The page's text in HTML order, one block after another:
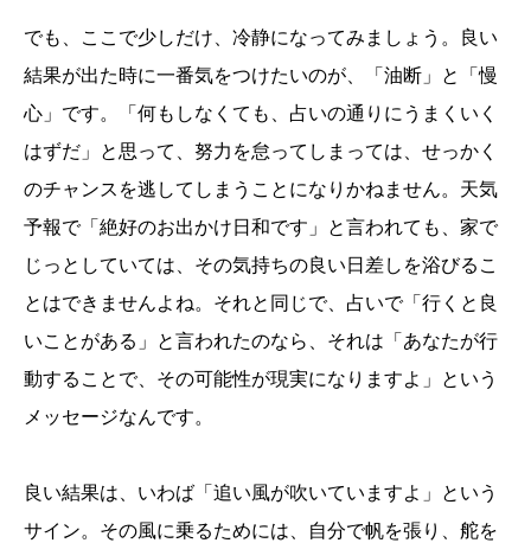
でも、ここで少しだけ、冷静になってみましょう。良い
結果が出た時に一番気をつけたいのが、「油断」と「慢
心」です。「何もしなくても、占いの通りにうまくいく
はずだ」と思って、努力を怠ってしまっては、せっかく
のチャンスを逃してしまうことになりかねません。天気
予報で「絶好のお出かけ日和です」と言われても、家で
じっとしていては、その気持ちの良い日差しを浴びるこ
とはできませんよね。それと同じで、占いで「行くと良
いことがある」と言われたのなら、それは「あなたが行
動することで、その可能性が現実になりますよ」という
メッセージなんです。
良い結果は、いわば「追い風が吹いていますよ」という
サイン。その風に乗るためには、自分で帆を張り、舵を